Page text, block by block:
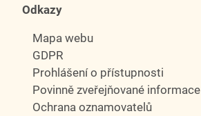
Odkazy
Mapa webu
GDPR
Prohlášení o přístupnosti
Povinně zveřejňované informace
Ochrana oznamovatelů